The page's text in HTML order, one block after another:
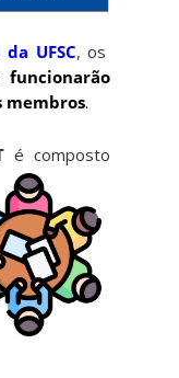
UFSC, os
funcionarão
membros.
é composto